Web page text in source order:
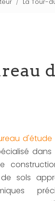
d'étude
sols